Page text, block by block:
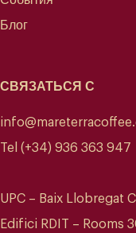
Блог
СВЯЗАТЬСЯ С
Tel (+34) 936 363 947
UPC – Baix Llobregat
Edifici RDIT – Rooms